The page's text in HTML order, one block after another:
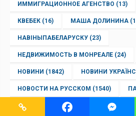
ИММИГРАЦИОННОЕ АГЕНСТВО (13)
КВЕБЕК (16) МАША ДОЛИНИНА
НАВІНЫПАБЕЛАРУСКУ (23)
НЕДВИЖИМОСТЬ В МОНРЕАЛЕ (24)
НОВИНИ (1842) НОВИНИ
НОВОСТИ НА РУССКОМ (1540)
ПИСАТЕЛЬ (18) (18)